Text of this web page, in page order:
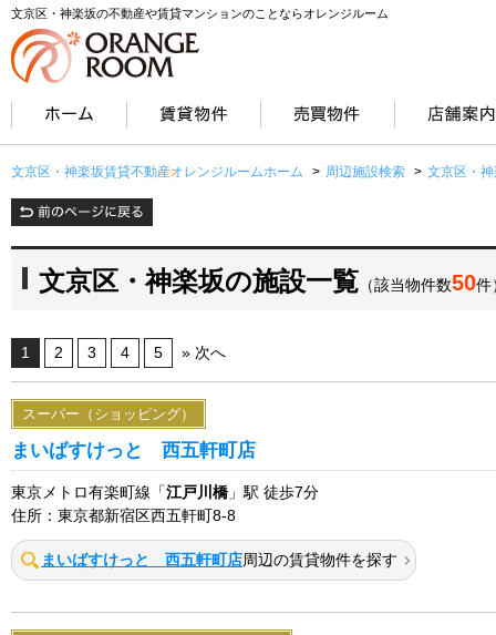
文京区・神楽坂の不動産や賃貸マンションのことならオレンジルーム
文京区・神楽坂賃貸不動産オレンジルームホーム > 周辺施設検索 > 文京区・
文京区・神楽坂の施設一覧 （該当物件数50件
1 2 3 4 5 » 次へ
スーパー（ショッピング）
まいばすけっと 西五軒町店
東京メトロ有楽町線「 江戸川橋 」駅 徒歩7分
住所：東京都新宿区西五軒町8-8
まいばすけっと 西五軒町店周辺の賃貸物件を探す